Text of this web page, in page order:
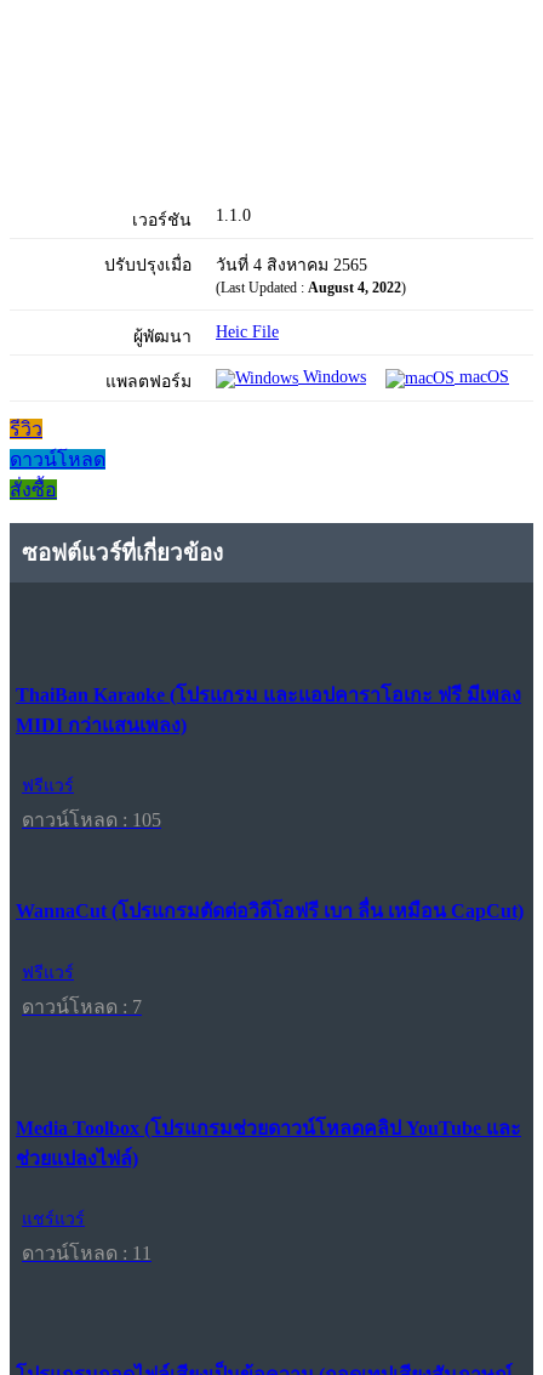
เวอร์ชัน 1.1.0
ปรับปรุงเมื่อ วันที่ 4 สิงหาคม 2565
(Last Updated : August 4, 2022)
ผู้พัฒนา Heic File
แพลตฟอร์ม Windows macOS
รีวิว
ดาวน์โหลด
สั่งซื้อ
ซอฟต์แวร์ที่เกี่ยวข้อง
ThaiBan Karaoke (โปรแกรม และแอปคาราโอเกะ ฟรี มีเพลง
MIDI กว่าแสนเพลง)
ฟรีแวร์
ดาวน์โหลด : 105
WannaCut (โปรแกรมตัดต่อวิดีโอฟรี เบา ลื่น เหมือน CapCut)
ฟรีแวร์
ดาวน์โหลด : 7
Media Toolbox (โปรแกรมช่วยดาวน์โหลดคลิป YouTube และ
ช่วยแปลงไฟล์)
แชร์แวร์
ดาวน์โหลด : 11